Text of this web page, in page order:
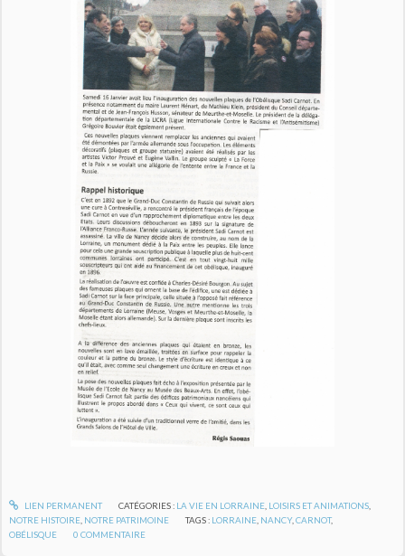
LIEN PERMANENT CATÉGORIES : LA VIE EN LORRAINE, LOISIRS ET ANIMATIONS,
NOTRE HISTOIRE NOTRE PATRIMOINE TAGS : LORRAINE NANCY,CARNOT,
OBÉLISQUE
0 COMMENTAIRE